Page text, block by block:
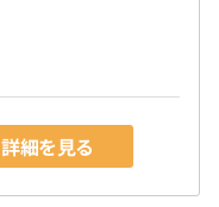
詳細を見る